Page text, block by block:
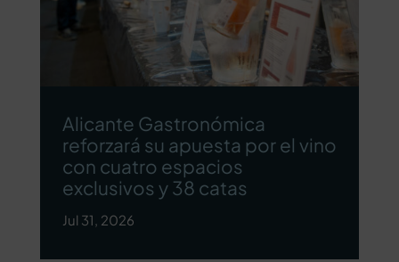
Alicante Gastronómica
reforzará su apuesta por el vino
con cuatro espacios
exclusivos y 38 catas
Jul 31, 2026